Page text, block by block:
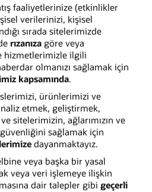
faaliyetlerinize (etkinlikler
verilerinizi, kişisel
sırada sitelerimizde
rızanızagöre veya
hizmetlerimizle ilgili
olmanızı sağlamak için
kapsamında.
ürünlerimizi ve
etmek, geliştirmek,
sitelerimizin, ağlarımızın ve
sağlamak için
dayanmaktayız.
veya başka bir yasal
veya veri işlemeye ilişkin
dair talepler gibi geçerli